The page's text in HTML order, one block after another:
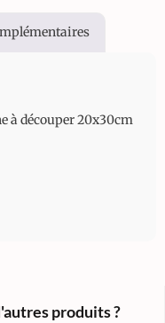
à découper 20x30cm
produits ?